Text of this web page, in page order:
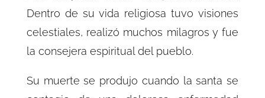
Dentro de su vida religiosa tuvo visiones
celestiales, realizó muchos milagros y fue
la consejera espiritual del pueblo.
Su muerte se produjo cuando la santa se